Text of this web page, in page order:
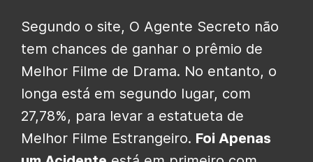
Segundo o site, O Agente Secreto não
tem chances de ganhar o prêmio de
Melhor Filme de Drama. No entanto, o
longa está em segundo lugar, com
27,78%, para levar a estatueta de
Melhor Filme Estrangeiro. Foi Apenas